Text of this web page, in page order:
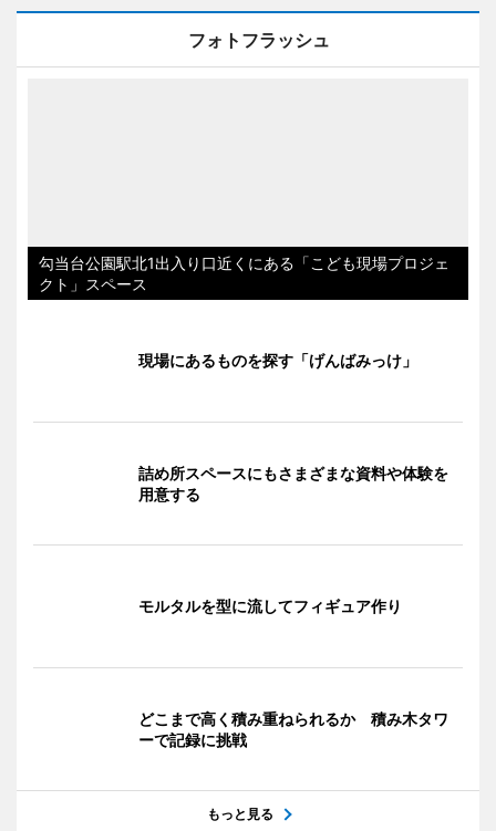
フォトフラッシュ
勾当台公園駅北1出入り口近くにある「こども現場プロジェ
クト」スペース
現場にあるものを探す「げんばみっけ」
詰め所スペースにもさまざまな資料や体験を
用意する
モルタルを型に流してフィギュア作り
どこまで高く積み重ねられるか 積み木タワ
ーで記録に挑戦
もっと見る